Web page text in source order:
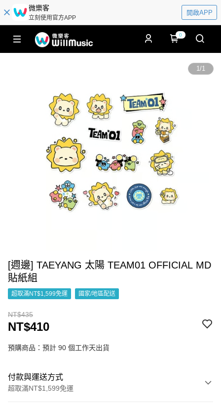
微樂客
立刻使用官方APP
開啟APP
0
1/1
[週邊] TAEYANG 太陽 TEAM01 OFFICIAL MD
貼紙組
超取滿NT$1,599免運 國家/地區配送
NT$435
NT$410
預購商品：預計 90 個工作天出貨
付款與運送方式
超取滿NT$1,599免運